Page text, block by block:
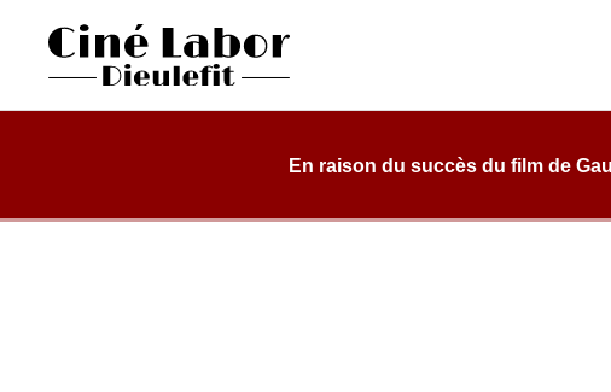
content
Cinéma Labor
En raison du succès du film de